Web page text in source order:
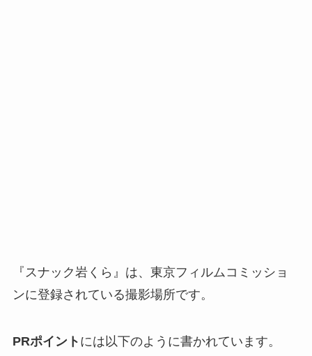
『スナック岩くら』は、東京フィルムコミッショ
ンに登録されている撮影場所です。
PRポイント には以下のように書かれています。